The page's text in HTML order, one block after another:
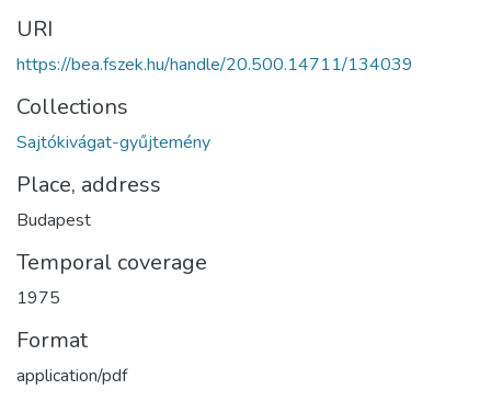
URI
https://bea.fszek.hu/handle/20.500.14711/134039
Collections
Sajtókivágat-gyűjtemény
Place, address
Budapest
Temporal coverage
1975
Format
application/pdf